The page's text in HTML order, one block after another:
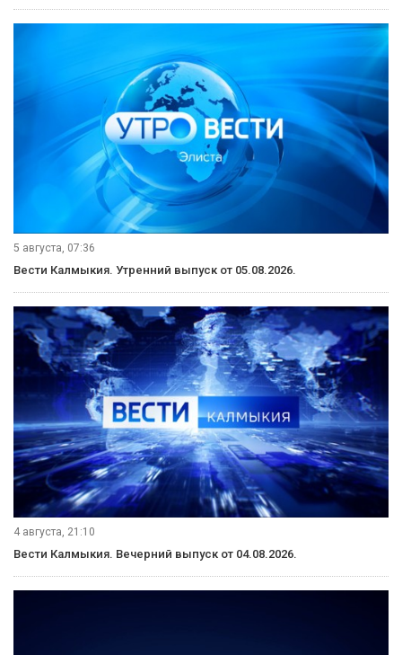
5 августа, 07:36
Вести Калмыкия. Утренний выпуск от 05.08.2026.
4 августа, 21:10
Вести Калмыкия. Вечерний выпуск от 04.08.2026.